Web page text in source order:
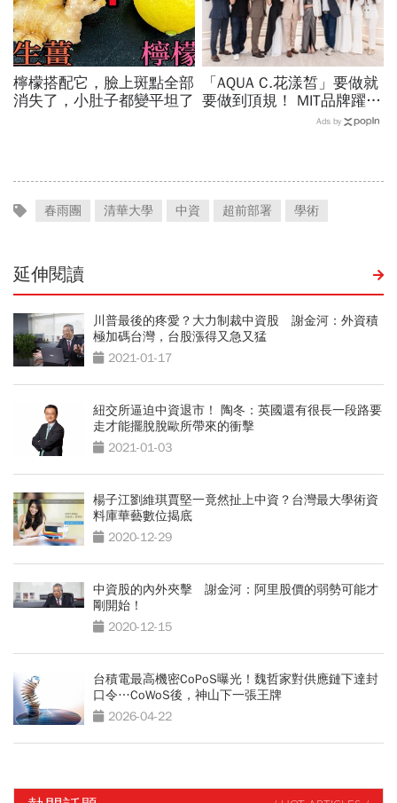
檸檬搭配它，臉上斑點全部
消失了，小肚子都變平坦了
「AQUA C.花漾皙」要做就
要做到頂規！ MIT品牌躍上
Ads by
春雨團 清華大學 中資 超前部署 學術
延伸閱讀
川普最後的疼愛？大力制裁中資股 謝金河：外資積
極加碼台灣，台股漲得又急又猛
2021-01-17
紐交所逼迫中資退市！ 陶冬：英國還有很長一段路要
走才能擺脫脫歐所帶來的衝擊
2021-01-03
楊子江劉維琪賈堅一竟然扯上中資？台灣最大學術資
料庫華藝數位揭底
2020-12-29
中資股的內外夾擊 謝金河：阿里股價的弱勢可能才
剛開始！
2020-12-15
台積電最高機密CoPoS曝光！魏哲家對供應鏈下達封
口令…CoWoS後，神山下一張王牌
2026-04-22